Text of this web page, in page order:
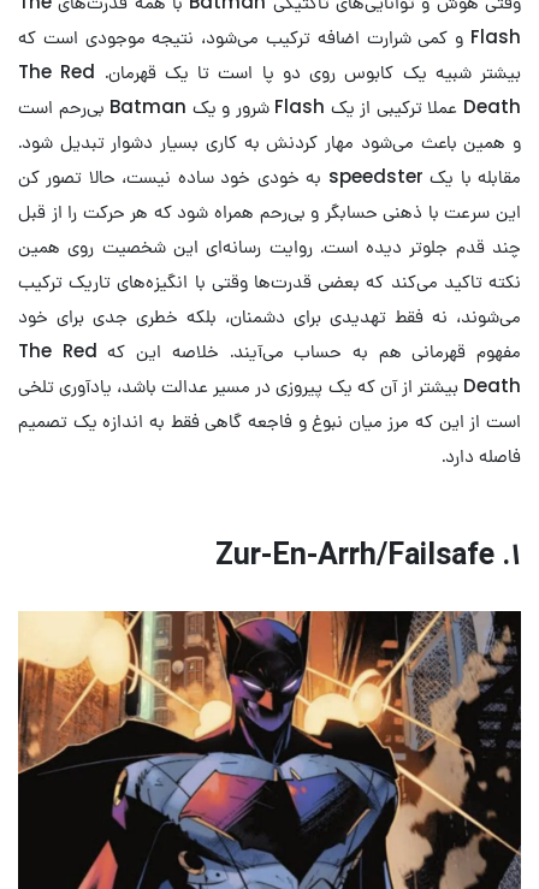
Flash و کمی شرارت اضافه ترکیب می‌شود، نتیجه موجودی است که
بیشتر شبیه یک کابوس روی دو پا است تا یک قهرمان. The Red
Death عملا ترکیبی از یک Flash شرور و یک Batman بی‌رحم است
و همین باعث می‌شود مهار کردنش به کاری بسیار دشوار تبدیل شود.
مقابله با یک speedster به خودی خود ساده نیست، حالا تصور کن
این سرعت با ذهنی حسابگر و بی‌رحم همراه شود که هر حرکت را از قبل
چند قدم جلوتر دیده است. روایت رسانه‌ای این شخصیت روی همین
نکته تاکید می‌کند که بعضی قدرت‌ها وقتی با انگیزه‌های تاریک ترکیب
می‌شوند، نه فقط تهدیدی برای دشمنان، بلکه خطری جدی برای خود
مفهوم قهرمانی هم به حساب می‌آیند. خلاصه این که The Red
Death بیشتر از آن که یک پیروزی در مسیر عدالت باشد، یادآوری تلخی
است از این که مرز میان نبوغ و فاجعه گاهی فقط به اندازه یک تصمیم
فاصله دارد.
۱. Zur-En-Arrh/Failsafe